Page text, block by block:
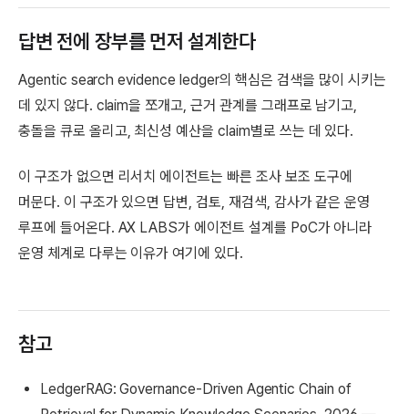
답변 전에 장부를 먼저 설계한다
Agentic search evidence ledger의 핵심은 검색을 많이 시키는
데 있지 않다. claim을 쪼개고, 근거 관계를 그래프로 남기고,
충돌을 큐로 올리고, 최신성 예산을 claim별로 쓰는 데 있다.
이 구조가 없으면 리서치 에이전트는 빠른 조사 보조 도구에
머문다. 이 구조가 있으면 답변, 검토, 재검색, 감사가 같은 운영
루프에 들어온다. AX LABS가 에이전트 설계를 PoC가 아니라
운영 체계로 다루는 이유가 여기에 있다.
참고
LedgerRAG: Governance-Driven Agentic Chain of